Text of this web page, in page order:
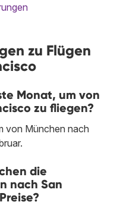
zu Flügen
Monat, um von
zu fliegen?
von München nach
die
nach San